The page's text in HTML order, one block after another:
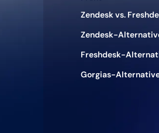
Zendesk vs.
Zendesk-
Freshdesk-
Gorgias-